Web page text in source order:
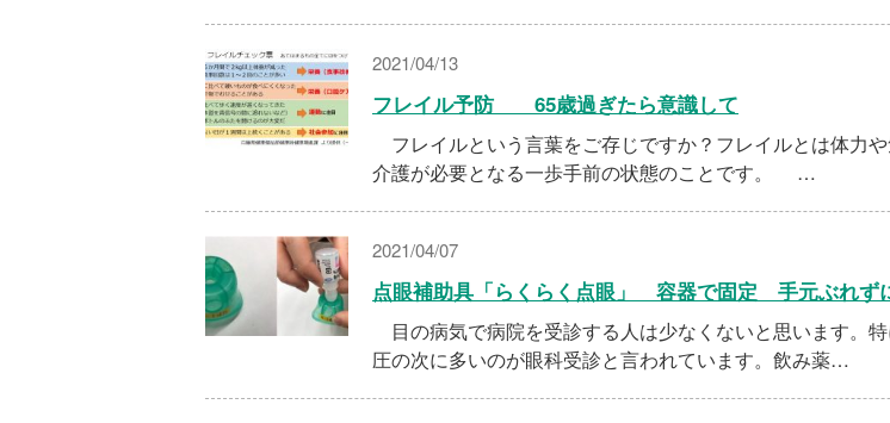
2021/04/13
フレイル予防 65歳過ぎたら意識して
フレイルという言葉をご存じですか？フレイルとは体力や
介護が必要となる一歩手前の状態のことです。 …
2021/04/07
点眼補助具「らくらく点眼」 容器で固定 手元ぶれず
目の病気で病院を受診する人は少なくないと思います。
圧の次に多いのが眼科受診と言われています。飲み薬…